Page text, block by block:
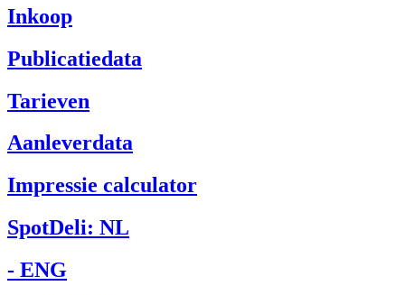
Inkoop
Publicatiedata
Tarieven
Aanleverdata
Impressie calculator
SpotDeli: NL
- ENG